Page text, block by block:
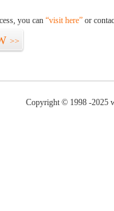
you can “visit here” or
>>
Copyright © 1998 -2025